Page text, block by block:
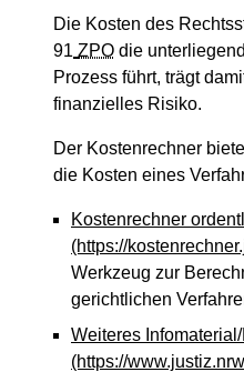
Die Kosten des
91 ZPO die
Prozess führt, trägt
finanzielles Risiko.
Der Kostenrechner
die Kosten eines
Kostenrechner
(https://
Werkzeug zur
gerichtlichen
Weiteres
(https://